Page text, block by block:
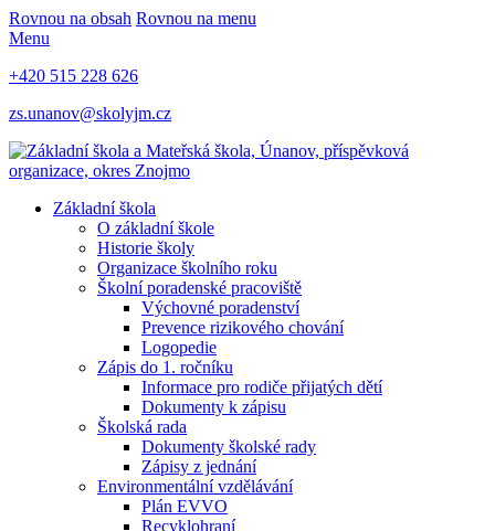
Rovnou na obsah Rovnou na menu
Menu
+420 515 228 626
zs.unanov@skolyjm.cz
Základní škola
O základní škole
Historie školy
Organizace školního roku
Školní poradenské pracoviště
Výchovné poradenství
Prevence rizikového chování
Logopedie
Zápis do 1. ročníku
Informace pro rodiče přijatých dětí
Dokumenty k zápisu
Školská rada
Dokumenty školské rady
Zápisy z jednání
Environmentální vzdělávání
Plán EVVO
Recyklohraní